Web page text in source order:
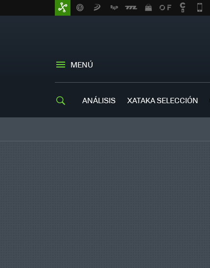
MENÚ
ANÁLISIS XATAKA SELECCIÓN